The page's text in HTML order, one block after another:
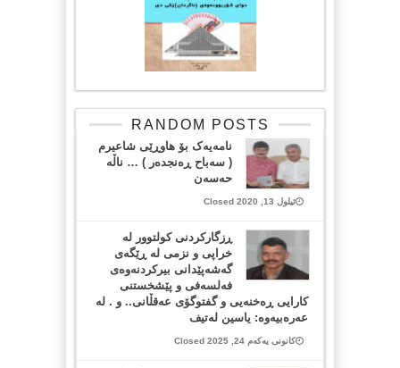
RANDOM POSTS
نامەیەک بۆ هاوڕێی شاعیرم
( سەباح ڕەنجدەر ) … ناڵە
حەسەن
ئیلول 13, 2020 Closed
ڕزگارکردنی کولتوور لە
خراپی و نزمی لە ڕێگەی
گەشەپێدانی بیرکردنەوەی
فەلسەفی و پێشخستنی
کارایی ڕەخنەیی و گفتوگۆی عەقڵانی.. ‏و . لە
عەرەبیەوە: یاسین لەتیف
کانونی یەکەم 24, 2025 Closed